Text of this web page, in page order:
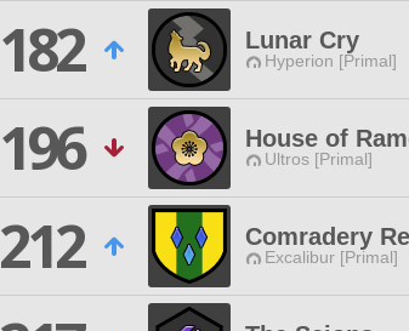
182
Lunar Cry
Hyperion [Primal]
196
House of
Ultros [Primal]
212
Comradery
Excalibur [Primal]